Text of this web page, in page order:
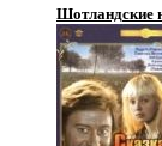
Шотландские